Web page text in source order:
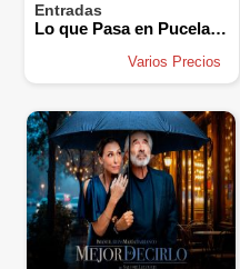
Entradas
Lo que Pasa en Pucela se Queda en Pucela
Varios Precios